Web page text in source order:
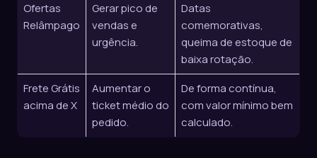
Ofertas
Relâmpago
Gerar pico de
vendas e
urgência.
Datas
comemorativas,
queima de estoque de
baixa rotação.
Frete Grátis
acima de X
Aumentar o
ticket médio do
pedido.
De forma contínua,
com valor mínimo bem
calculado.